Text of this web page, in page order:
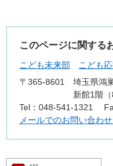
このページに関する
こども未来部 こども
〒365-8601
埼玉県鴻
新館1階（
Tel：048-541-1321
メールでのお問い合わ